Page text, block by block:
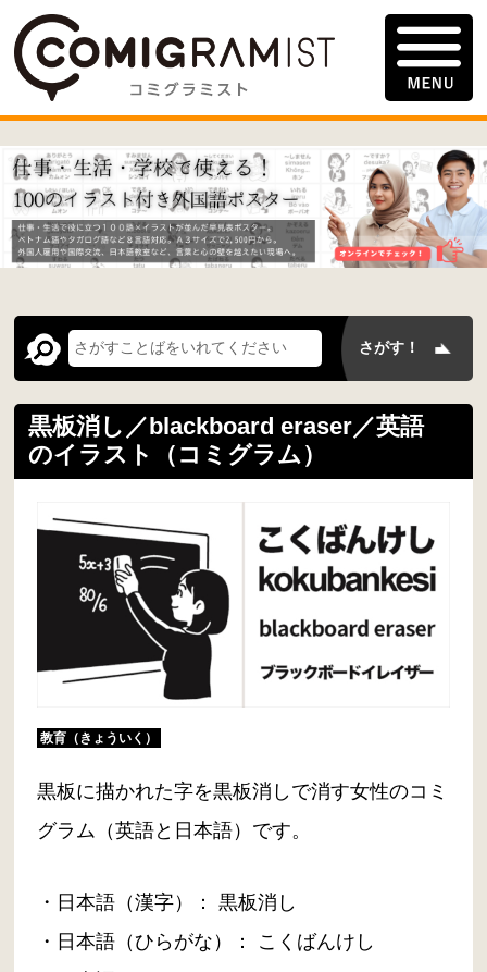
黒板消し／blackboard eraser／英語
のイラスト（コミグラム）
教育（きょういく）
黒板に描かれた字を黒板消しで消す女性のコミ
グラム（英語と日本語）です。
・日本語（漢字）： 黒板消し
・日本語（ひらがな）： こくばんけし